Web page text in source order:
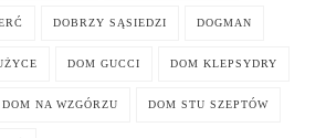
DOBRZY SĄSIEDZI DOGMAN
DOM GUCCI DOM KLEPSYDRY
DOM NA WZGÓRZU DOM STU SZEPTÓW